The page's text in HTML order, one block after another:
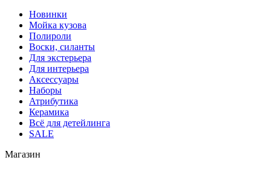
Новинки
Мойка кузова
Полироли
Воски, силанты
Для экстерьера
Для интерьера
Аксессуары
Наборы
Атрибутика
Керамика
Всё для детейлинга
SALE
Магазин